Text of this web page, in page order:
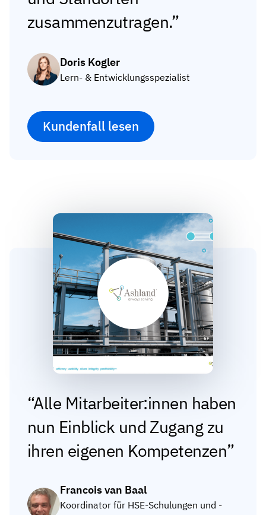
zusammenzutragen.
Doris Kogler
Lern- & Entwicklungsspezialist
Kundenfall lesen
Alle Mitarbeiter:innen haben
nun Einblick und Zugang zu
ihren eigenen Kompetenzen
Francois van Baal
Koordinator für HSE-Schulungen und -